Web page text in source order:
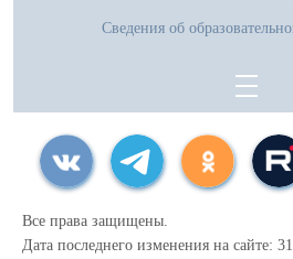
Сведения об
Все права защищены.
Дата последнего изменения на сайте: